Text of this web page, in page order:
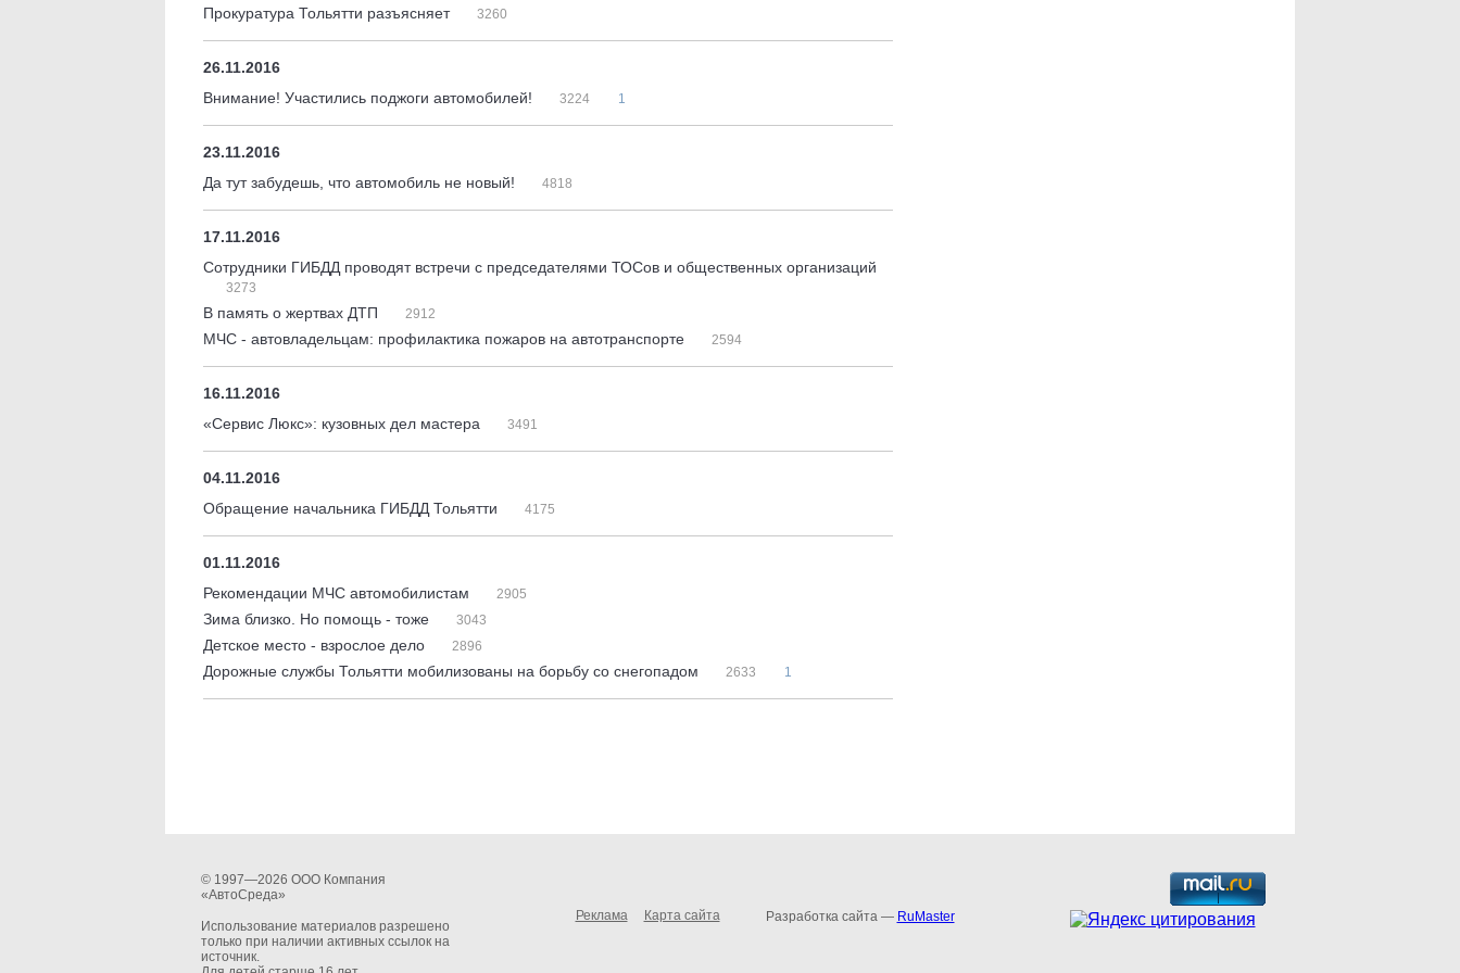
Прокуратура Тольятти разъясняет
3260
26.11.2016
Внимание! Участились поджоги автомобилей!
3224 1
23.11.2016
Да тут забудешь, что автомобиль не новый!
4818
17.11.2016
Сотрудники ГИБДД проводят встречи с председателями ТОСов и общественных организаций
3273
В память о жертвах ДТП 2912
МЧС - автовладельцам: профилактика пожаров на автотранспорте 2594
16.11.2016
«Сервис Люкс»: кузовных дел мастера
3491
04.11.2016
Обращение начальника ГИБДД Тольятти
4175
01.11.2016
Рекомендации МЧС автомобилистам
2905
Зима близко. Но помощь - тоже 3043
Детское место - взрослое дело 2896
Дорожные службы Тольятти мобилизованы на борьбу со снегопадом 2633 1
© 1997—2026 ООО Компания
«АвтоСреда»
Использование материалов разрешено
только при наличии активных ссылок на
источник.
Реклама Карта сайта Разработка сайта — RuMaster